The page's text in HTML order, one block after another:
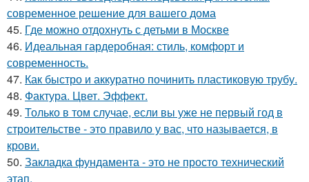
современное решение для вашего дома
45. Где можно отдохнуть с детьми в Москве
46. Идеальная гардеробная: стиль, комфорт и
современность.
47. Как быстро и аккуратно починить пластиковую трубу.
48. Фактура. Цвет. Эффект.
49. Только в том случае, если вы уже не первый год в
строительстве - это правило у вас, что называется, в
крови.
50. Закладка фундамента - это не просто технический
этап.